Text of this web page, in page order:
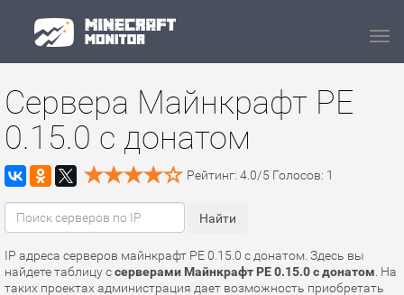
Сервера Майнкрафт PE
0.15.0 с донатом
Рейтинг: 4.0/5 Голосов: 1
IP адреса серверов майнкрафт PE 0.15.0 с донатом. Здесь вы
найдете таблицу ссерверами Майнкрафт PE 0.15.0 с донатом . На
таких проектах администрация дает возможность приобретать